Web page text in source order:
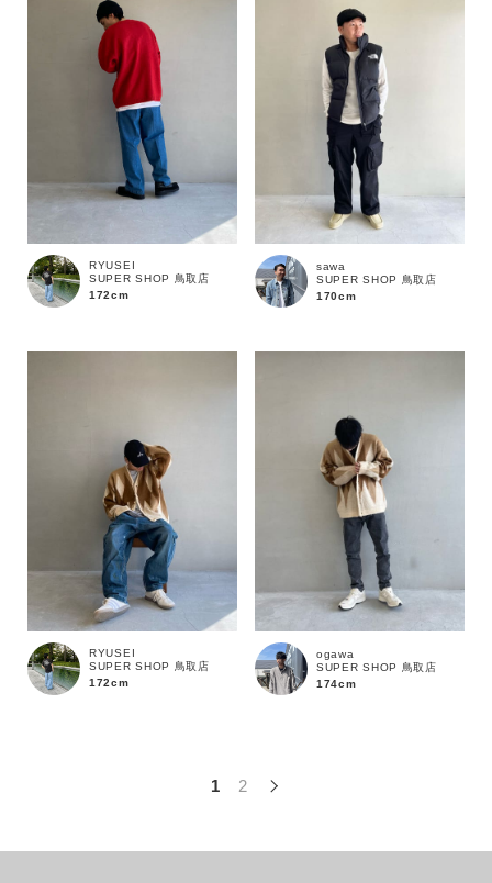
この条件で絞り込む
RYUSEI
SUPER SHOP 鳥取店
172cm
sawa
SUPER SHOP 鳥取店
170cm
RYUSEI
SUPER SHOP 鳥取店
172cm
ogawa
SUPER SHOP 鳥取店
174cm
1 2